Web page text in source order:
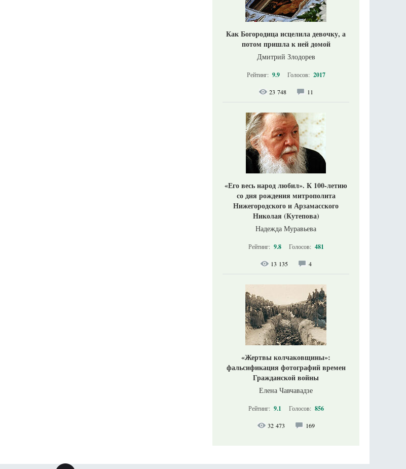
Как Богородица исцелила девочку, а
потом пришла к ней домой
Дмитрий Злодорев
Рейтинг: 9.9 Голосов: 2017
23 748 11
«Его весь народ любил». К 100-летию
со дня рождения митрополита
Нижегородского и Арзамасского
Николая (Кутепова)
Надежда Муравьева
Рейтинг: 9.8 Голосов: 481
13 135 4
«Жертвы колчаковщины»:
фальсификация фотографий времен
Гражданской войны
Елена Чавчавадзе
Рейтинг: 9.1 Голосов: 856
32 473 169